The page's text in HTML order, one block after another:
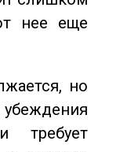
нее еще
но
требует